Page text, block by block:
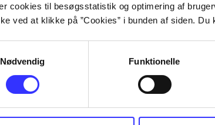
cookies til besøgsstatistik og optimering af
ved at klikke på ”Cookies” i bunden af siden.
Nødvendig
Funktionelle
...